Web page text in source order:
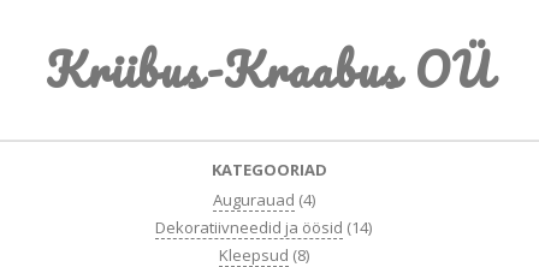
contentKriibus-Kraabus OÜ
KATEGOORIAD
Augurauad (4)
Dekoratiivneedid ja öösid (14)
Kleepsud (8)